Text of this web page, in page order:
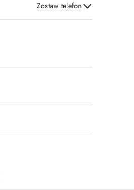
Zostaw telefon
Wyślij